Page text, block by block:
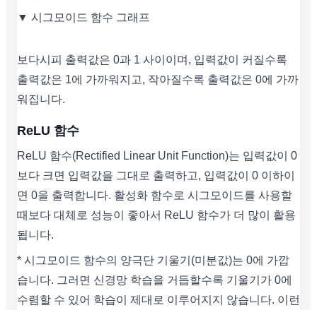
▼ 시그모이드 함수 그래프
보다시피 출력값은 0과 1 사이이며, 입력값이 커질수록
출력값은 1에 가까워지고, 작아질수록 출력값은 0에 가까
워집니다.
ReLU 함수
ReLU 함수(Rectified Linear Unit Function)는 입력값이 0
보다 크면 입력값을 그대로 출력하고, 입력값이 0 이하이
면 0을 출력합니다. 활성화 함수로 시그모이드를 사용할
때보다 대체로 성능이 좋아서 ReLU 함수가 더 많이 활용
됩니다.
* 시그모이드 함수의 양극단 기울기(미분값)는 0에 가깝
습니다. 그러면 신경망 학습을 거듭할수록 기울기가 0에
수렴할 수 있어 학습이 제대로 이루어지지 않습니다. 이런